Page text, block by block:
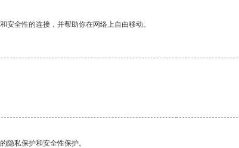
安全性的连接，并帮助你在网络上自由移动。
隐私保护和安全性保护。